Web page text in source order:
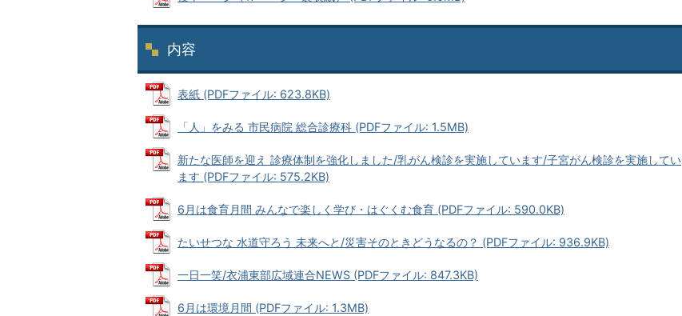
内容
表紙 (PDFファイル: 623.8KB)
「人」をみる 市民病院 総合診療科 (PDFファイル: 1.5MB)
新たな医師を迎え 診療体制を強化しました/乳がん検診を実施しています/子宮がん検診を実施してい
ます (PDFファイル: 575.2KB)
6月は食育月間 みんなで楽しく学び・はぐくむ食育 (PDFファイル: 590.0KB)
たいせつな 水道守ろう 未来へと/災害そのときどうなるの？ (PDFファイル: 936.9KB)
一日一笑/衣浦東部広域連合NEWS (PDFファイル: 847.3KB)
6月は環境月間 (PDFファイル: 1.3MB)